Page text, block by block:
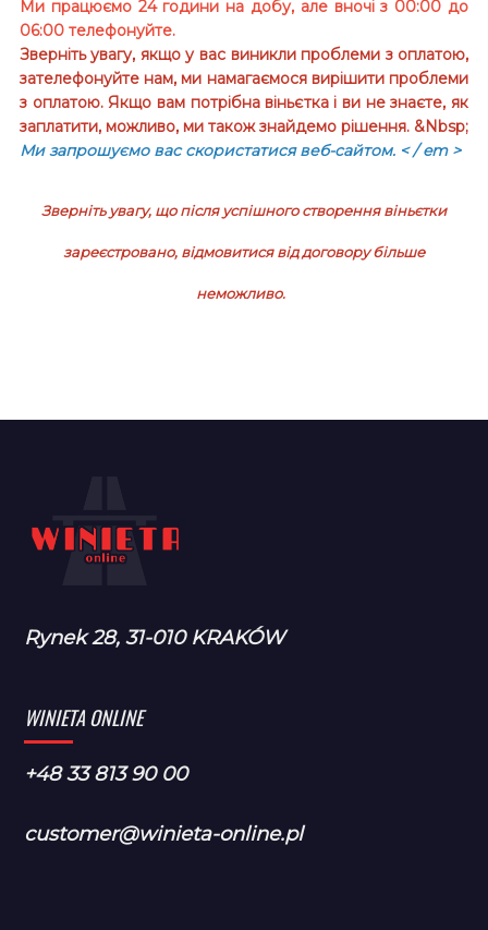
Ми працюємо 24 години на добу, але вночі з 00:00 до
06:00 телефонуйте.
Зверніть увагу, якщо у вас виникли проблеми з оплатою,
зателефонуйте нам, ми намагаємося вирішити проблеми
з оплатою. Якщо вам потрібна віньєтка і ви не знаєте, як
заплатити, можливо, ми також знайдемо рішення. &Nbsp;
Ми запрошуємо вас скористатися веб-сайтом. < / em >
Зверніть увагу, що після успішного створення віньєтки
зареєстровано, відмовитися від договору більше
неможливо.
Rynek 28, 31-010 KRAKÓW
WINIETA ONLINE
+48 33 813 90 00
customer@winieta-online.pl